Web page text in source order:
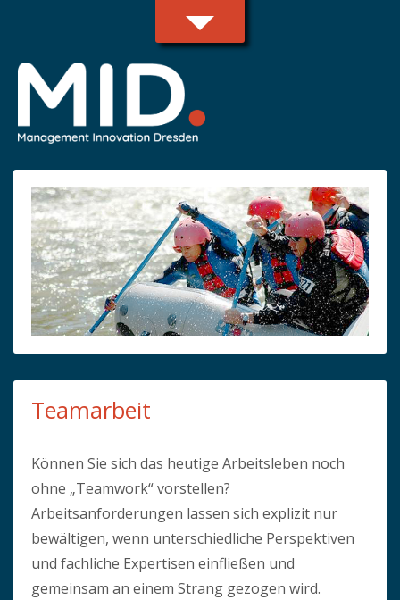
Teamarbeit
Können Sie sich das heutige Arbeitsleben noch
ohne „Teamwork“ vorstellen?
Arbeitsanforderungen lassen sich explizit nur
bewältigen, wenn unterschiedliche Perspektiven
und fachliche Expertisen einfließen und
gemeinsam an einem Strang gezogen wird.